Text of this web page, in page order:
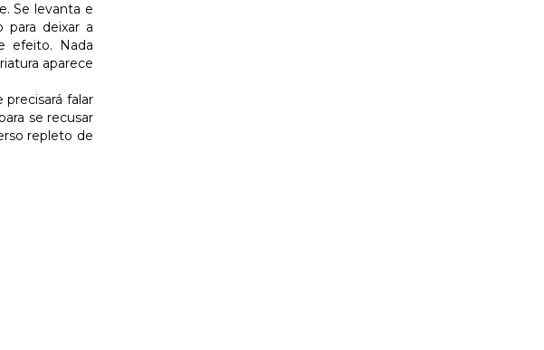
Se levanta e
para deixar a
efeito. Nada
aparece
falar
se recusar
repleto de